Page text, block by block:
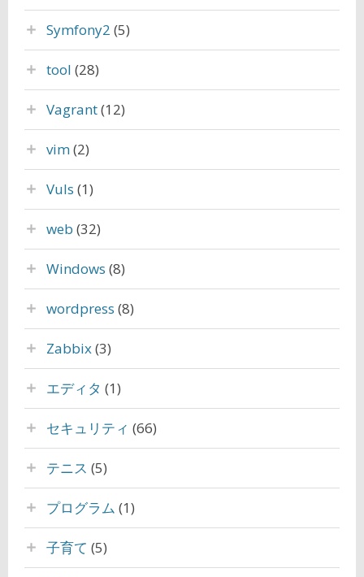
Symfony2 (5)
tool (28)
Vagrant(12)
vim(2)
Vuls (1)
web (32)
Windows (8)
wordpress (8)
Zabbix(3)
エディタ (1)
セキュリティ (66)
テニス (5)
プログラム (1)
子育て (5)